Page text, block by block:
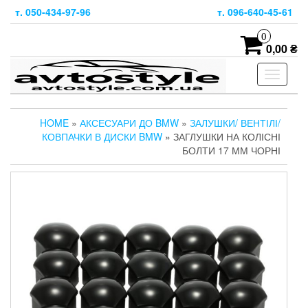
т. 050-434-97-96 т. 096-640-45-61
0
0,00 ₴
Toggle
HOME » АКСЕСУАРИ ДО BMW » ЗАЛУШКИ/ ВЕНТІЛІ/
КОВПАЧКИ В ДИСКИ BMW » ЗАГЛУШКИ НА КОЛІСНІ
БОЛТИ 17 ММ ЧОРНІ